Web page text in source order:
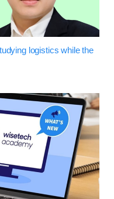
logistics while the